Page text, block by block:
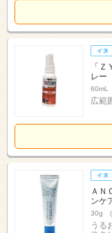
「
レー
60mL
広範
ＡＮ
ンケ
30g (
うる